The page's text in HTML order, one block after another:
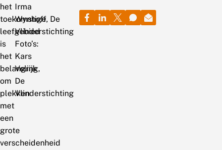
het
toekomstige
leefgebied
is
het
belangrijk
om
plekken
met
een
grote
verscheidenheid
Irma
Wynhoff, De
Vlinderstichting
Foto’s:
Kars
Veling,
De
Vlinderstichting